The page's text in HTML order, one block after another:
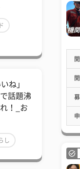
ね」
話題沸
！_お
し